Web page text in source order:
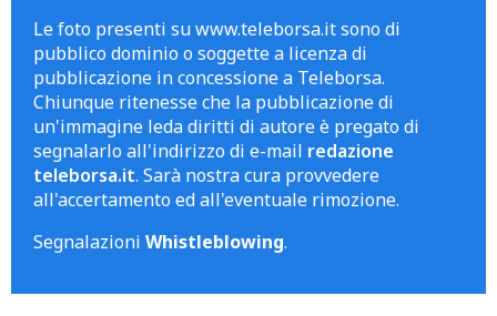
Le foto presenti su www.teleborsa.it sono di
pubblico dominio o soggette a licenza di
pubblicazione in concessione a Teleborsa.
Chiunque ritenesse che la pubblicazione di
un'immagine leda diritti di autore è pregato di
segnalarlo all'indirizzo di e-mail redazione
teleborsa.it. Sarà nostra cura provvedere
all'accertamento ed all'eventuale rimozione.
Segnalazioni Whistleblowing.